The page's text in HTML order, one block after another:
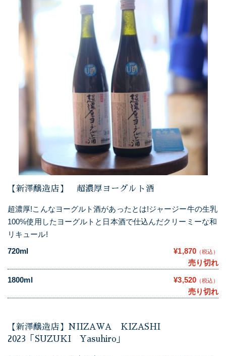
【新澤醸造店】 超濃厚ヨーグルト酒
超濃厚!こんなヨーグルト酒があったとは!ジャージー牛の生乳
100%使用したヨーグルトと日本酒で仕込んだクリーミーな和
リキュール!
720ml
¥1,870 （税込）
売り切れ
1800ml
¥3,520 （税込）
売り切れ
【新澤醸造店】NIIZAWA KIZASHI
2023「SUZUKI Yasuhiro」